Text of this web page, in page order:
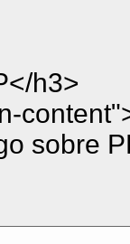
h3>
sobre